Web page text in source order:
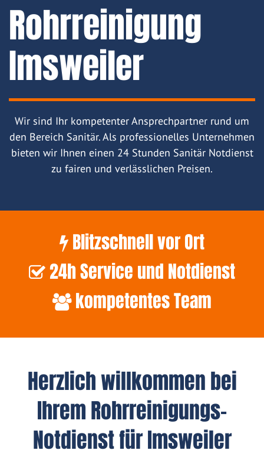
Rohrreinigung
Imsweiler
Wir sind Ihr kompetenter Ansprechpartner rund um
den Bereich Sanitär. Als professionelles Unternehmen
bieten wir Ihnen einen 24 Stunden Sanitär Notdienst
zu fairen und verlässlichen Preisen.
Blitzschnell vor Ort
24h Service und Notdienst
kompetentes Team
Herzlich willkommen bei
Ihrem Rohrreinigungs-
Notdienst für Imsweiler